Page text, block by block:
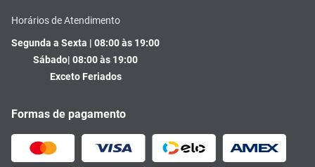
Horários de Atendimento
Segunda a Sexta | 08:00 às 19:00
Sábado| 08:00 às 19:00
Exceto Feriados
Formas de pagamento